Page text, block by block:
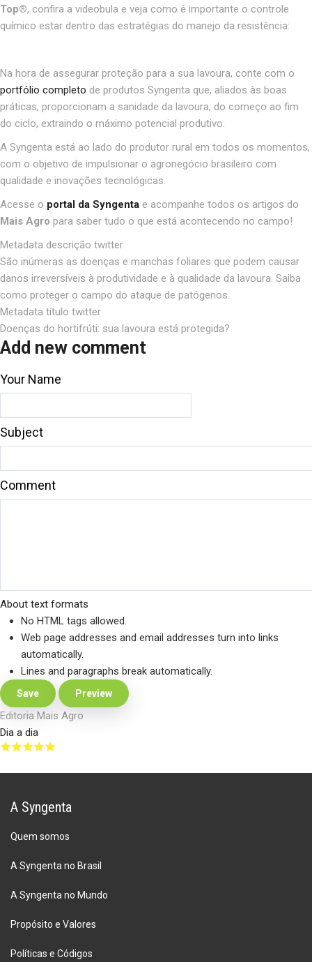
Top®, confira a videobula e veja como é importante o controle
químico estar dentro das estratégias do manejo da resistência:
Na hora de assegurar proteção para a sua lavoura, conte com o
portfólio completo de produtos Syngenta que, aliados às boas
práticas, proporcionam a sanidade da lavoura, do começo ao fim
do ciclo, extraindo o máximo potencial produtivo.
A Syngenta está ao lado do produtor rural em todos os momentos,
com o objetivo de impulsionar o agronegócio brasileiro com
qualidade e inovações tecnológicas.
Acesse o portal da Syngenta e acompanhe todos os artigos do
Mais Agro para saber tudo o que está acontecendo no campo!
Metadata descrição twitter
São inúmeras as doenças e manchas foliares que podem causar
danos irreversíveis à produtividade e à qualidade da lavoura. Saiba
como proteger o campo do ataque de patógenos.
Metadata título twitter
Doenças do hortifrúti: sua lavoura está protegida?
Add new comment
Your Name
Subject
Comment
About text formats
No HTML tags allowed.
Web page addresses and email addresses turn into links
automatically.
Lines and paragraphs break automatically.
Editoria Mais Agro
Dia a dia
A Syngenta
Quem somos
A Syngenta no Brasil
A Syngenta no Mundo
Propósito e Valores
Políticas e Códigos